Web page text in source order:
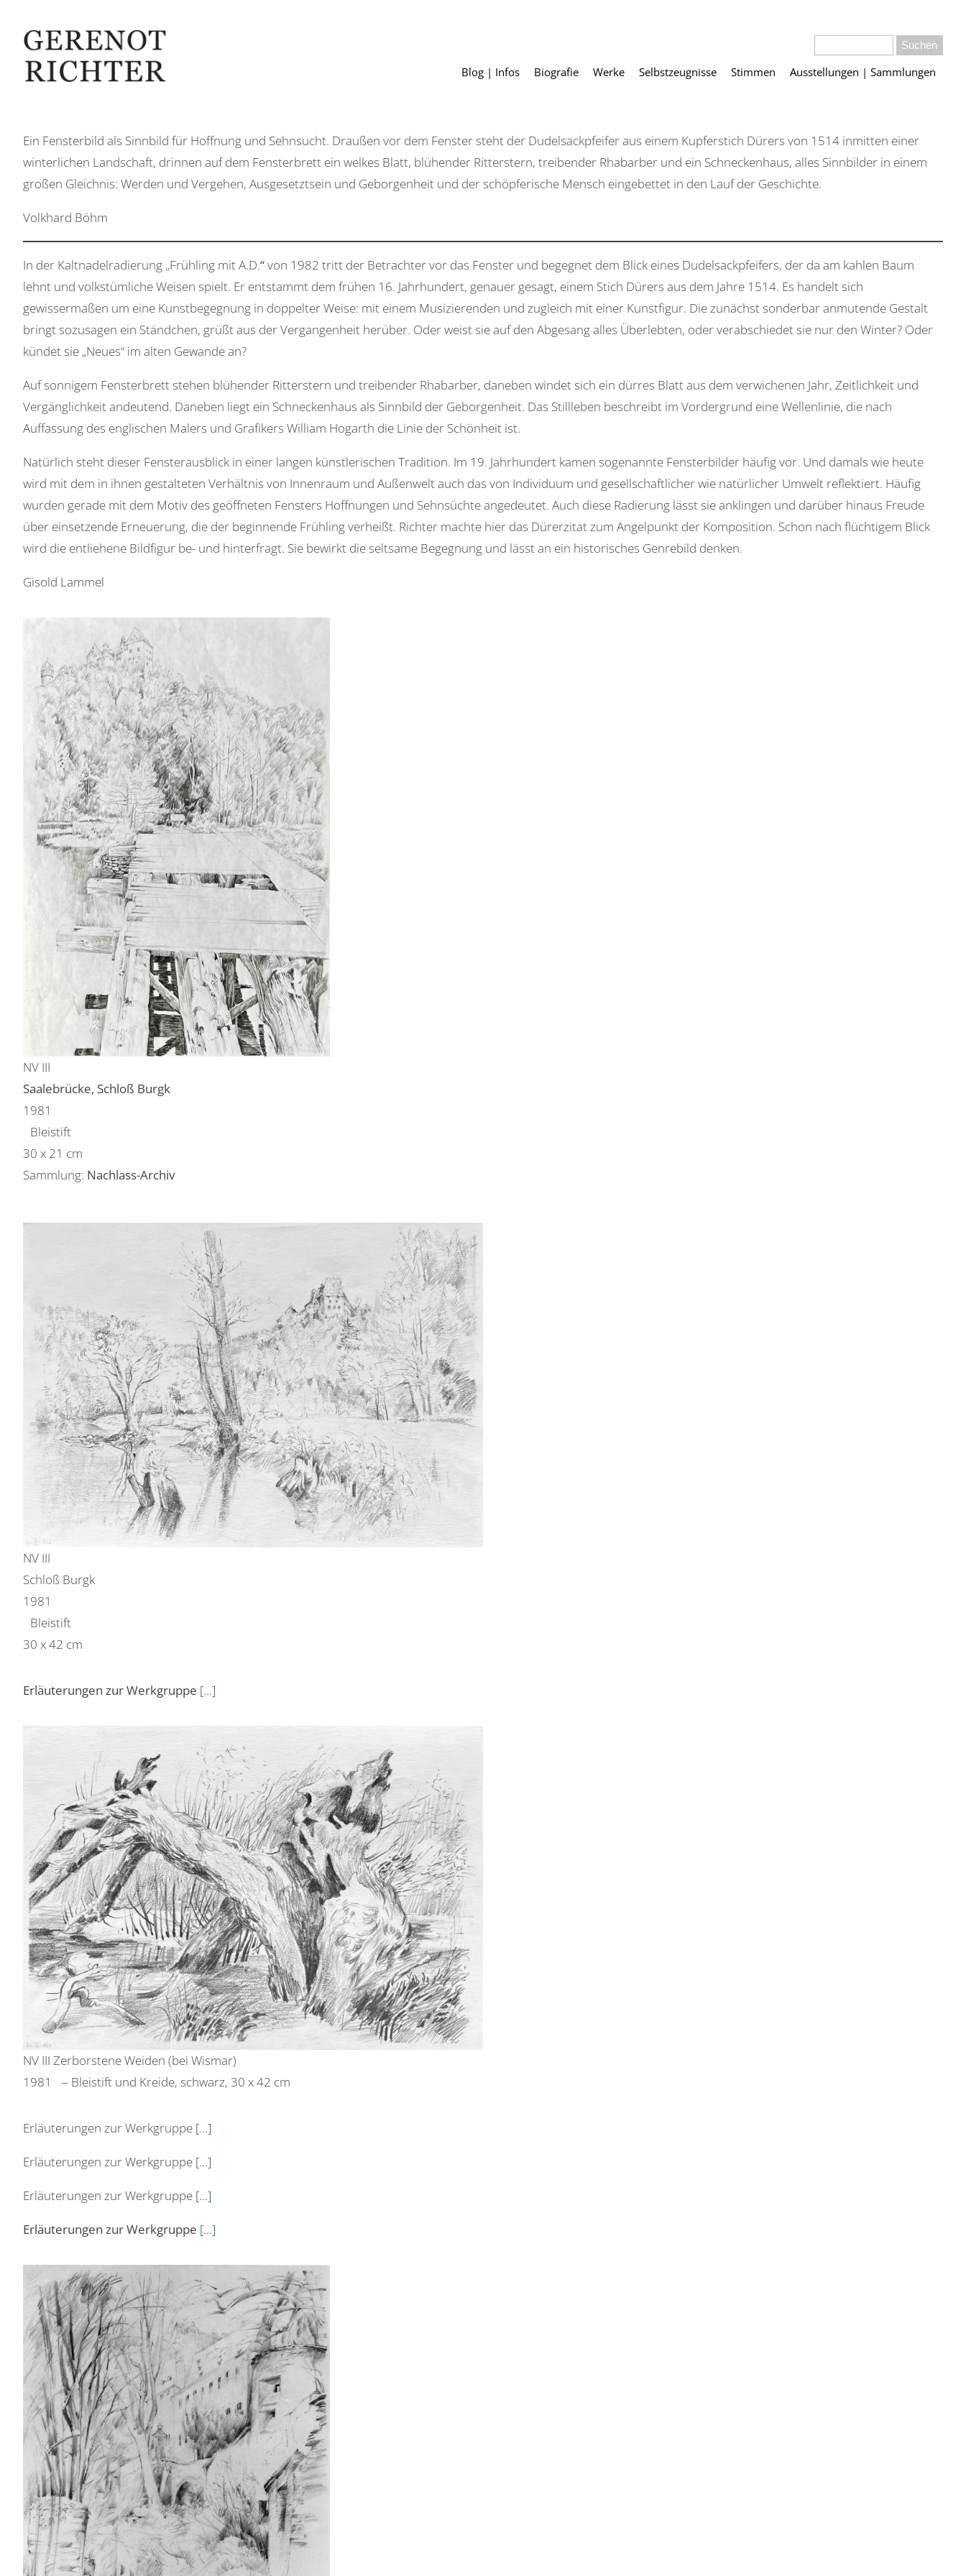
Blog | Infos Biografie Werke Selbstzeugnisse Stimmen Ausstellungen | Sammlungen
Ein Fensterbild als Sinnbild für Hoffnung und Sehnsucht. Draußen vor dem Fenster steht der Dudelsackpfeifer aus einem Kupferstich Dürers von 1514 inmitten einer
winterlichen Landschaft, drinnen auf dem Fensterbrett ein welkes Blatt, blühender Ritterstern, treibender Rhabarber und ein Schneckenhaus, alles Sinnbilder in einem
großen Gleichnis: Werden und Vergehen, Ausgesetztsein und Geborgenheit und der schöpferische Mensch eingebettet in den Lauf der Geschichte.
Volkhard Böhm
In der Kaltnadelradierung „Frühling mit A.D.“von 1982 tritt der Betrachter vor das Fenster und begegnet dem Blick eines Dudelsackpfeifers, der da am kahlen Baum
lehnt und volkstümliche Weisen spielt. Er entstammt dem frühen 16. Jahrhundert, genauer gesagt, einem Stich Dürers aus dem Jahre 1514. Es handelt sich
gewissermaßen um eine Kunstbegegnung in doppelter Weise: mit einem Musizierenden und zugleich mit einer Kunstfigur. Die zunächst sonderbar anmutende Gestalt
bringt sozusagen ein Ständchen, grüßt aus der Vergangenheit herüber. Oder weist sie auf den Abgesang alles Überlebten, oder verabschiedet sie nur den Winter? Oder
kündet sie „Neues“ im alten Gewande an?
Auf sonnigem Fensterbrett stehen blühender Ritterstern und treibender Rhabarber, daneben windet sich ein dürres Blatt aus dem verwichenen Jahr, Zeitlichkeit und
Vergänglichkeit andeutend. Daneben liegt ein Schneckenhaus als Sinnbild der Geborgenheit. Das Stillleben beschreibt im Vordergrund eine Wellenlinie, die nach
Auffassung des englischen Malers und Grafikers William Hogarth die Linie der Schönheit ist.
Natürlich steht dieser Fensterausblick in einer langen künstlerischen Tradition. Im 19. Jahrhundert kamen sogenannte Fensterbilder häufig vor. Und damals wie heute
wird mit dem in ihnen gestalteten Verhältnis von Innenraum und Außenwelt auch das von Individuum und gesellschaftlicher wie natürlicher Umwelt reflektiert. Häufig
wurden gerade mit dem Motiv des geöffneten Fensters Hoffnungen und Sehnsüchte angedeutet. Auch diese Radierung lässt sie anklingen und darüber hinaus Freude
über einsetzende Erneuerung, die der beginnende Frühling verheißt. Richter machte hier das Dürerzitat zum Angelpunkt der Komposition. Schon nach flüchtigem Blick
wird die entliehene Bildfigur be- und hinterfragt. Sie bewirkt die seltsame Begegnung und lässt an ein historisches Genrebild denken.
Gisold Lammel
NV III
Saalebrücke, Schloß Burgk
1981
Bleistift
30 x 21 cm
Sammlung: Nachlass-Archiv
NV III
Schloß Burgk
1981
Bleistift
30 x 42 cm
Erläuterungen zur Werkgruppe […]
NV III Zerborstene Weiden (bei Wismar)
1981 – Bleistift und Kreide, schwarz, 30 x 42 cm
Erläuterungen zur Werkgruppe […]
Erläuterungen zur Werkgruppe […]
Erläuterungen zur Werkgruppe […]
Erläuterungen zur Werkgruppe […]